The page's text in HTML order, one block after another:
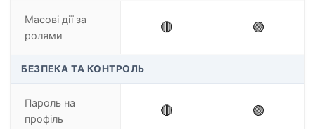
Масові дії за
ролями
🔴 🟢
БЕЗПЕКА ТА КОНТРОЛЬ
Пароль на
профіль
🔴 🟢